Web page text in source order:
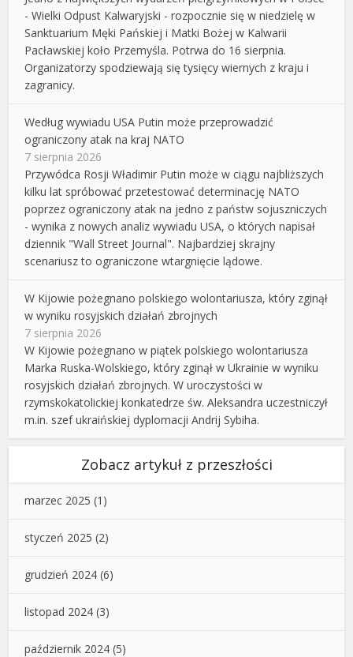
- Wielki Odpust Kalwaryjski - rozpocznie się w niedzielę w
Sanktuarium Męki Pańskiej i Matki Bożej w Kalwarii
Pacławskiej koło Przemyśla. Potrwa do 16 sierpnia.
Organizatorzy spodziewają się tysięcy wiernych z kraju i
zagranicy.
Według wywiadu USA Putin może przeprowadzić
ograniczony atak na kraj NATO
7 sierpnia 2026
Przywódca Rosji Władimir Putin może w ciągu najbliższych
kilku lat spróbować przetestować determinację NATO
poprzez ograniczony atak na jedno z państw sojuszniczych
- wynika z nowych analiz wywiadu USA, o których napisał
dziennik "Wall Street Journal". Najbardziej skrajny
scenariusz to ograniczone wtargnięcie lądowe.
W Kijowie pożegnano polskiego wolontariusza, który zginął
w wyniku rosyjskich działań zbrojnych
7 sierpnia 2026
W Kijowie pożegnano w piątek polskiego wolontariusza
Marka Ruska-Wolskiego, który zginął w Ukrainie w wyniku
rosyjskich działań zbrojnych. W uroczystości w
rzymskokatolickiej konkatedrze św. Aleksandra uczestniczył
m.in. szef ukraińskiej dyplomacji Andrij Sybiha.
Zobacz artykuł z przeszłości
marzec 2025 (1)
styczeń 2025 (2)
grudzień 2024 (6)
listopad 2024 (3)
październik 2024 (5)